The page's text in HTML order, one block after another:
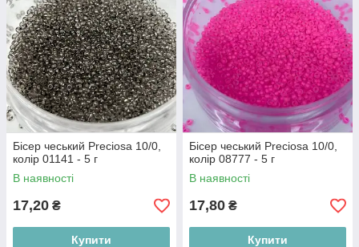
Бісер чеський Preciosa 10/0,
колір 01141 - 5 г
В наявності
17,20 ₴
Купити
Бісер чеський Preciosa 10/0,
колір 08777 - 5 г
В наявності
17,80 ₴
Купити